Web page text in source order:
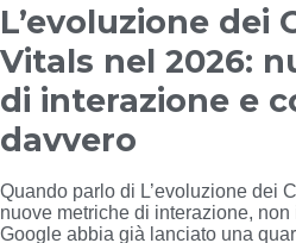
L’evoluzione dei
Vitals nel 2026:
di interazione e
davvero
Quando parlo di L’evoluzione dei
nuove metriche di interazione,
Google abbia già lanciato una